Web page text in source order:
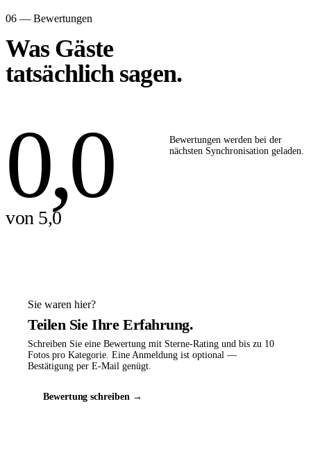
06 — Bewertungen
Was Gäste
tatsächlich sagen.
0,0
von 5,0
Bewertungen werden bei der
nächsten Synchronisation geladen.
Sie waren hier?
Teilen Sie Ihre Erfahrung.
Schreiben Sie eine Bewertung mit Sterne-Rating und bis zu 10
Fotos pro Kategorie. Eine Anmeldung ist optional —
Bestätigung per E-Mail genügt.
Bewertung schreiben →